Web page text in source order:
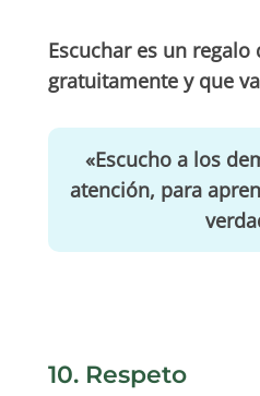
Escuchar es un regalo
gratuitamente y que
«Escucho a los
atención, para
10. Respeto